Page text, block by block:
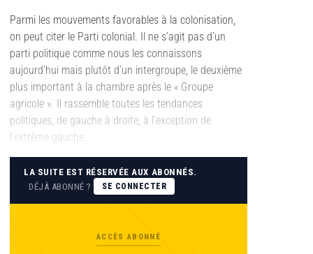
Parmi les mouvements favorables à la colonisation,
on peut citer le Parti colonial. Il ne s’agit pas d’un
parti politique comme nous les connaissons
aujourd’hui mais plutôt d’un intergroupe, le deuxième
plus important à la chambre après le « Groupe
agricole ». Il rassemble toutes les tendances
politiques, de gauche à droite, à l’exception de
l’extrême gauche,
LA SUITE EST RÉSERVÉE AUX ABONNÉS.
DÉJÀ ABONNÉ ?
SE CONNECTER
ACCÈS ABONNÉ